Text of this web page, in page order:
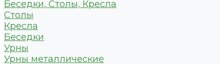
Беседки, Столы, Кресла
Столы
Кресла
Беседки
Урны
Урны металлические